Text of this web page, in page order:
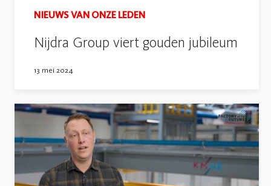
NIEUWS VAN ONZE LEDEN
Nijdra Group viert gouden jubileum
13 mei 2024